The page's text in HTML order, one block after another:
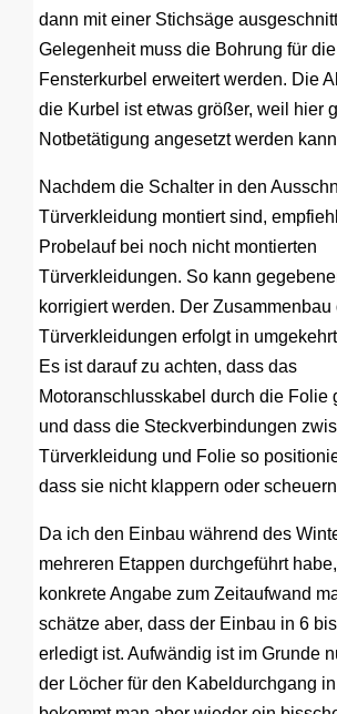
dann mit einer Stichsäge
Gelegenheit muss die Bohrung für
Fensterkurbel erweitert werden. Die
die Kurbel ist etwas größer, weil hier
Notbetätigung angesetzt werden
Nachdem die Schalter in den
Türverkleidung montiert sind,
Probelauf bei noch nicht montierten
Türverkleidungen. So kann
korrigiert werden. Der Zusammenbau
Türverkleidungen erfolgt in
Es ist darauf zu achten, dass das
Motoranschlusskabel durch die Folie
und dass die Steckverbindungen
Türverkleidung und Folie so
dass sie nicht klappern oder
Da ich den Einbau während des
mehreren Etappen durchgeführt
konkrete Angabe zum Zeitaufwand
schätze aber, dass der Einbau in 6
erledigt ist. Aufwändig ist im Grunde
der Löcher für den Kabeldurchgang